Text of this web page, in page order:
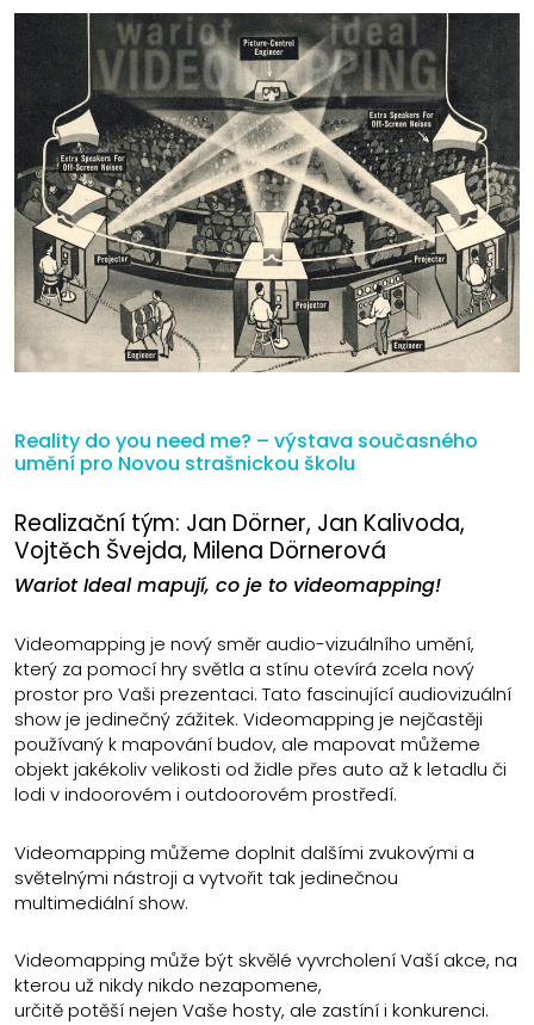
Reality do you need me? – výstava současného
umění pro Novou strašnickou školu
Realizační tým: Jan Dörner, Jan Kalivoda,
Vojtěch Švejda, Milena Dörnerová
Wariot Ideal mapují, co je to videomapping!
Videomapping je nový směr audio-vizuálního umění,
který za pomocí hry světla a stínu otevírá zcela nový
prostor pro Vaši prezentaci. Tato fascinující audiovizuální
show je jedinečný zážitek. Videomapping je nejčastěji
používaný k mapování budov, ale mapovat můžeme
objekt jakékoliv velikosti od židle přes auto až k letadlu či
lodi v indoorovém i outdoorovém prostředí.
Videomapping můžeme doplnit dalšími zvukovými a
světelnými nástroji a vytvořit tak jedinečnou
multimediální show.
Videomapping může být skvělé vyvrcholení Vaší akce, na
kterou už nikdy nikdo nezapomene,
určitě potěší nejen Vaše hosty, ale zastíní i konkurenci.